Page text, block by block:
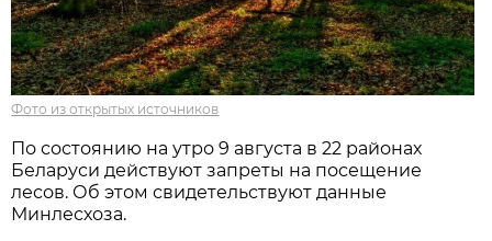
Фото из открытых источников
По состоянию на утро 9 августа в 22 районах
Беларуси действуют запреты на посещение
лесов. Об этом свидетельствуют данные
Минлесхоза.